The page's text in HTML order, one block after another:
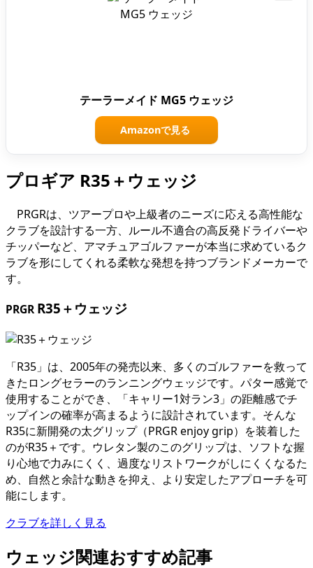
テーラーメイド MG5 ウェッジ
Amazonで見る
プロギア R35＋ウェッジ
PRGRは、ツアープロや上級者のニーズに応える高性能な
クラブを設計する一方、ルール不適合の高反発ドライバーや
チッパーなど、アマチュアゴルファーが本当に求めているク
ラブを形にしてくれる柔軟な発想を持つブランドメーカーで
す。
PRGR R35＋ウェッジ
「R35」は、2005年の発売以来、多くのゴルファーを救って
きたロングセラーのランニングウェッジです。パター感覚で
使用することができ、「キャリー1対ラン3」の距離感でチ
ップインの確率が高まるように設計されています。そんな
R35に新開発の太グリップ（PRGR enjoy grip）を装着した
のがR35＋です。ウレタン製のこのグリップは、ソフトな握
り心地で力みにくく、過度なリストワークがしにくくなるた
め、自然と余計な動きを抑え、より安定したアプローチを可
能にします。
クラブを詳しく見る
ウェッジ関連おすすめ記事